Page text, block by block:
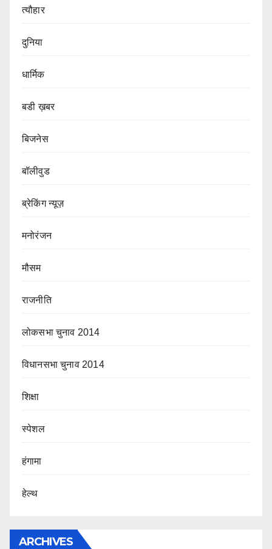
त्यौहार
दुनिया
धार्मिक
बडी ख़बर
बिजनेस
बॉलीवुड
ब्रेकिंग न्यूज़
मनोरंजन
मौसम
राजनीति
लोकसभा चुनाव 2014
विधानसभा चुनाव 2014
शिक्षा
स्पेशल
हंगामा
हेल्थ
ARCHIVES